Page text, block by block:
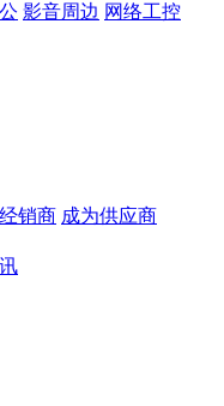
影音周边 网络工控
销商 成为供应商